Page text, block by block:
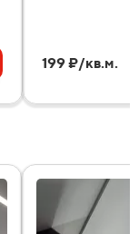
199 ₽/кв.м.